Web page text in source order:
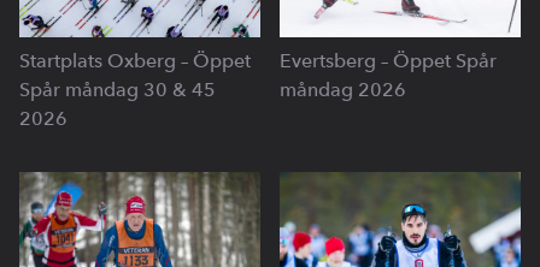
Startplats Oxberg – Öppet
Spår måndag 30 & 45
2026
Evertsberg – Öppet Spår
måndag 2026